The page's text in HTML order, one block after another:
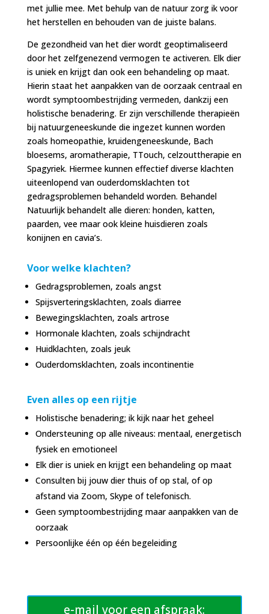
met jullie mee. Met behulp van de natuur zorg ik voor
het herstellen en behouden van de juiste balans.
De gezondheid van het dier wordt geoptimaliseerd
door het zelfgenezend vermogen te activeren. Elk dier
is uniek en krijgt dan ook een behandeling op maat.
Hierin staat het aanpakken van de oorzaak centraal en
wordt symptoombestrijding vermeden, dankzij een
holistische benadering. Er zijn verschillende therapieën
bij natuurgeneeskunde die ingezet kunnen worden
zoals homeopathie, kruidengeneeskunde, Bach
bloesems, aromatherapie, TTouch, celzouttherapie en
Spagyriek. Hiermee kunnen effectief diverse klachten
uiteenlopend van ouderdomsklachten tot
gedragsproblemen behandeld worden. Behandel
Natuurlijk behandelt alle dieren: honden, katten,
paarden, vee maar ook kleine huisdieren zoals
konijnen en cavia’s.
Voor welke klachten?
Gedragsproblemen, zoals angst
Spijsverteringsklachten, zoals diarree
Bewegingsklachten, zoals artrose
Hormonale klachten, zoals schijndracht
Huidklachten, zoals jeuk
Ouderdomsklachten, zoals incontinentie
Even alles op een rijtje
Holistische benadering; ik kijk naar het geheel
Ondersteuning op alle niveaus: mentaal, energetisch
fysiek en emotioneel
Elk dier is uniek en krijgt een behandeling op maat
Consulten bij jouw dier thuis of op stal, of op
afstand via Zoom, Skype of telefonisch.
Geen symptoombestrijding maar aanpakken van de
oorzaak
Persoonlijke één op één begeleiding
e-mail voor een afspraak: